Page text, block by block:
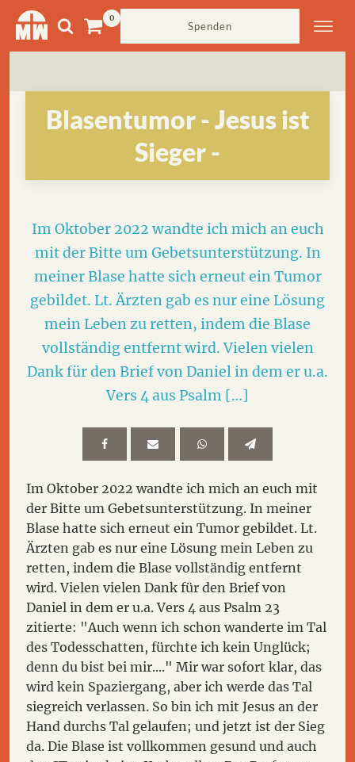
Spenden
Blasentumor - Jesus ist
Sieger -
Im Oktober 2022 wandte ich mich an euch
mit der Bitte um Gebetsunterstützung. In
meiner Blase hatte sich erneut ein Tumor
gebildet. Lt. Ärzten gab es nur eine Lösung
mein Leben zu retten, indem die Blase
vollständig entfernt wird. Vielen vielen
Dank für den Brief von Daniel in dem er u.a.
Vers 4 aus Psalm […]
Im Oktober 2022 wandte ich mich an euch mit
der Bitte um Gebetsunterstützung. In meiner
Blase hatte sich erneut ein Tumor gebildet. Lt.
Ärzten gab es nur eine Lösung mein Leben zu
retten, indem die Blase vollständig entfernt
wird. Vielen vielen Dank für den Brief von
Daniel in dem er u.a. Vers 4 aus Psalm 23
zitierte: "Auch wenn ich schon wanderte im Tal
des Todesschatten, fürchte ich kein Unglück;
denn du bist bei mir...." Mir war sofort klar, das
wird kein Spaziergang, aber ich werde das Tal
siegreich verlassen. So bin ich mit Jesus an der
Hand durchs Tal gelaufen; und jetzt ist der Sieg
da. Die Blase ist vollkommen gesund und auch